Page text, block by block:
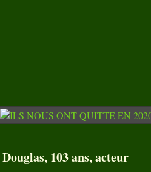
103 ans, acteur